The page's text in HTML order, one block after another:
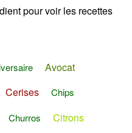
pour voir les recettes
Avocat
Cerises Chips
Churros Citrons